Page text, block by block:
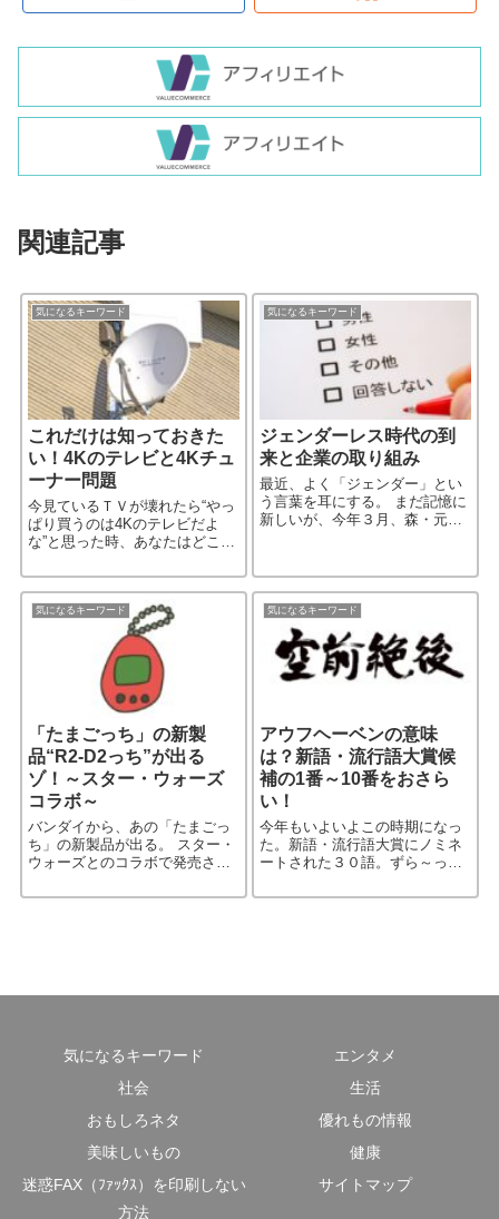
関連記事
気になるキーワード
これだけは知っておきた
い！4Kのテレビと4Kチュ
ーナー問題
今見ているＴＶが壊れたら“やっ
ぱり買うのは4Kのテレビだよ
な”と思った時、あなたはどこま
るだろうか。 「4K」ってなん
だ？ 「新4K8K衛星放送」って
なんだ？ …そして、［…続きを
気になるキーワード
ジェンダーレス時代の到
来と企業の取り組み
最近、よく「ジェンダー」とい
う言葉を耳にする。 まだ記憶に
新しいが、今年３月、森・元東
評議員会で「女性蔑視」ともと
れる発言をしたことで「ジェン
［…続きを読む］
気になるキーワード
「たまごっち」の新製
品“R2-D2っち”が出る
ゾ！～スター・ウォーズ
コラボ～
バンダイから、あの「たまごっ
ち」の新製品が出る。 スター・
ウォーズとのコラボで発売され
TMAGOTCHI】 名前だけでもワ
気になるキーワード
アウフヘーベンの意味
は？新語・流行語大賞候
補の1番～10番をおさら
い！
今年もいよいよこの時期になっ
た。新語・流行語大賞にノミネ
ートされた３０語。ずら～っと
い言葉がある。知らないままで
気になるキーワード
エンタメ
社会
生活
おもしろネタ
優れもの情報
美味しいもの
健康
迷惑FAX（ﾌｧｯｸｽ）を印刷しない
方法
サイトマップ